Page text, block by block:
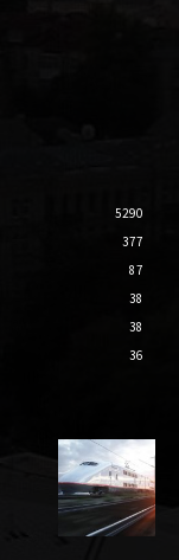
5290
377
87
38
38
36